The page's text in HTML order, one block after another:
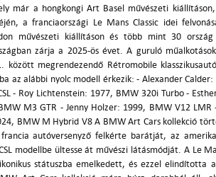
már a hongkongi Art Basel művészeti kiállításon,
a franciaországi Le Mans Classic idei
művészeti kiállításon és több mint 30
zárja a 2025-ös évet. A guruló
megrendezendő Rétromobile
az alábbi nyolc modell érkezik: - Alexander
- Roy Lichtenstein: 1977, BMW 320i Turbo -
M3 GTR - Jenny Holzer: 1999, BMW V12 LMR
BMW M Hybrid V8 A BMW Art Cars kollekció
autóversenyző felkérte barátját, az
modellbe ültesse át művészi látásmódját. A Le
státuszba emelkedett, és ezzel elindította